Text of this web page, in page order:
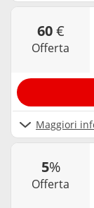
60€
offerta
Maggiori
5%
offerta